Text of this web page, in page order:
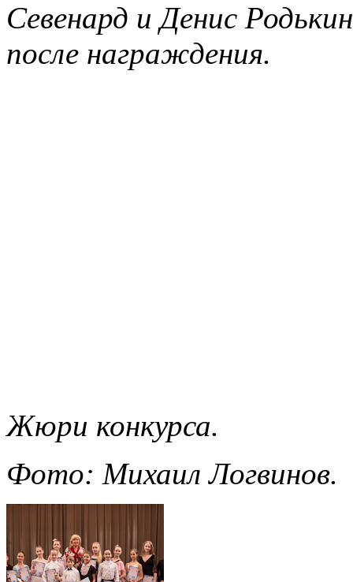
Севенард и Денис
после награждения.
Жюри конкурса.
Фото: Михаил Логвинов.